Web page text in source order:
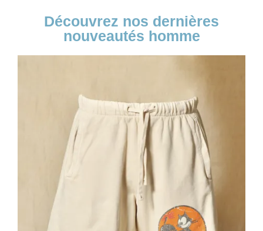
Découvrez nos dernières
nouveautés homme